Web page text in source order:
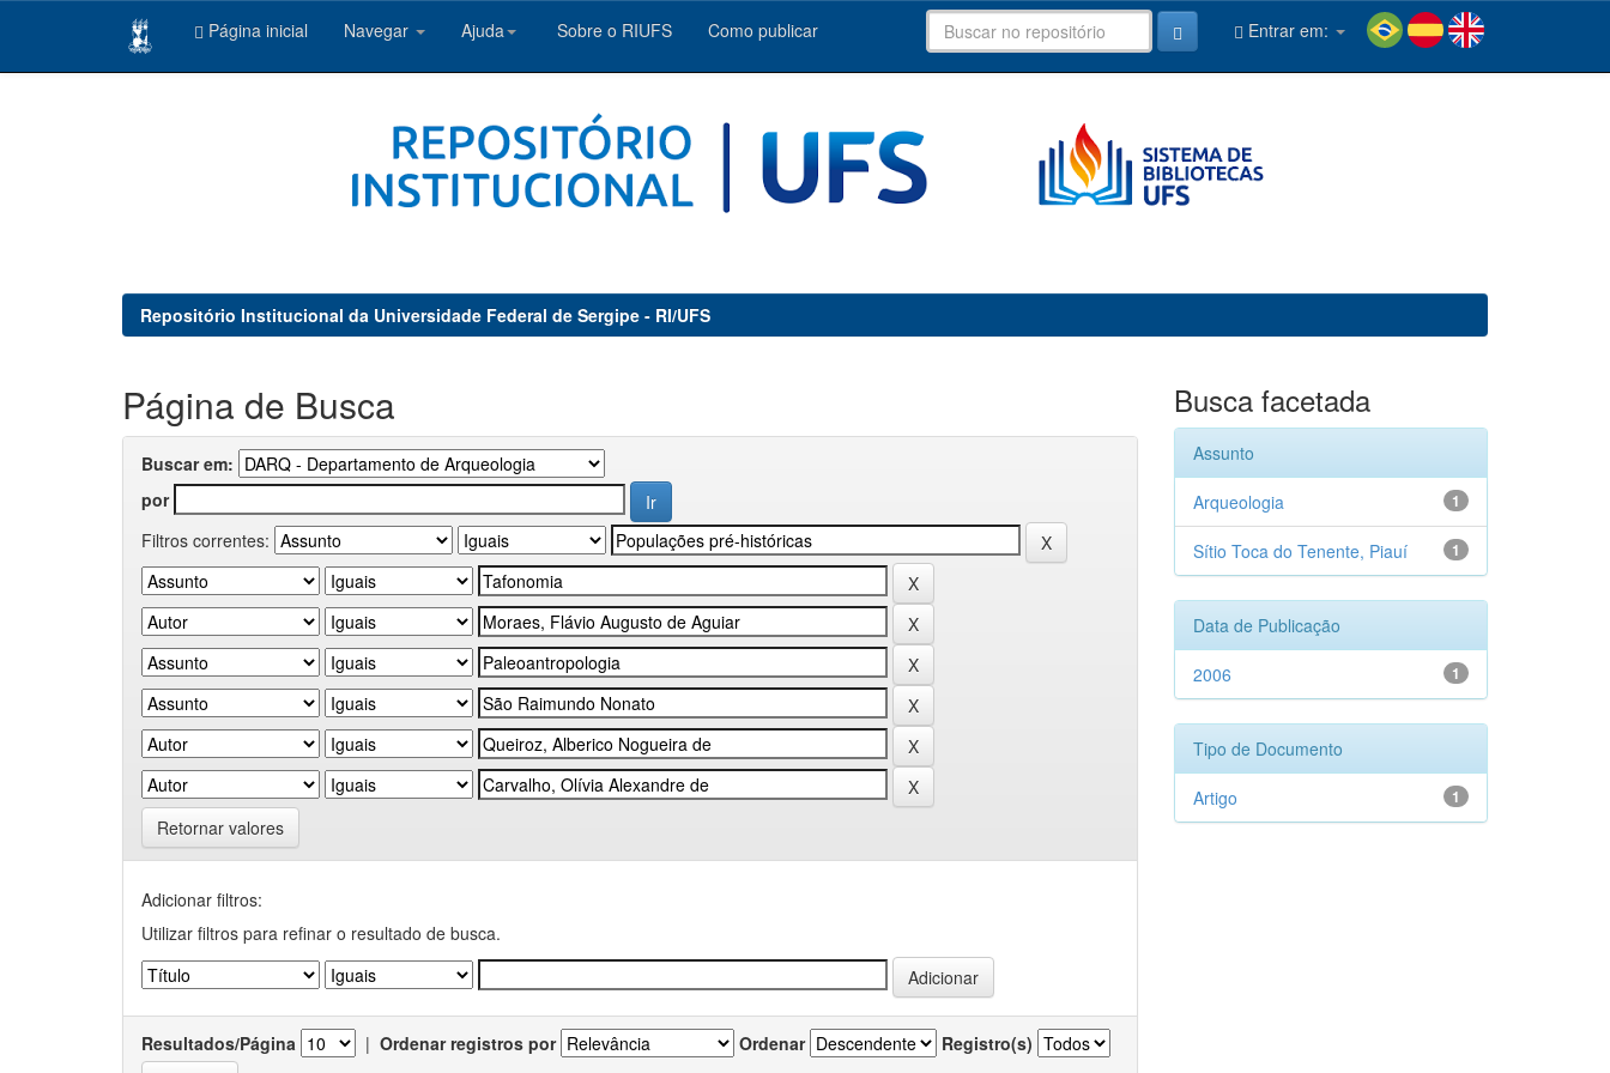
Página inicial Navegar Ajuda Sobre o RIUFS Como publicar Entrar em:
Repositório Institucional da Universidade Federal de Sergipe - RI/UFS
Página de Busca
Buscar em:
por
Filtros correntes:
Retornar valores
Adicionar filtros:
Utilizar filtros para refinar o resultado de busca.
Resultados/Página | Ordenar registros por Ordenar Registro(s)
Busca facetada
Assunto
1
Arqueologia
1
Sítio Toca do Tenente, Piauí
Data de Publicação
1
2006
Tipo de Documento
1
Artigo